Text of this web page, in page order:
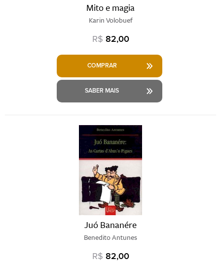
Mito e magia
Karin Volobuef
R$ 82,00
COMPRAR
SABER MAIS
Juó Bananére
Benedito Antunes
R$ 82,00